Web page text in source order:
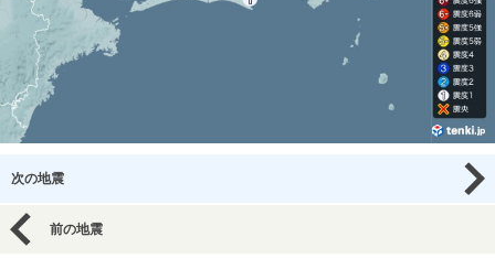
次の地震
前の地震